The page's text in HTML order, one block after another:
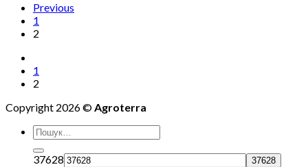
Previous
1
2
1
2
Copyright 2026 ©Agroterra
37628